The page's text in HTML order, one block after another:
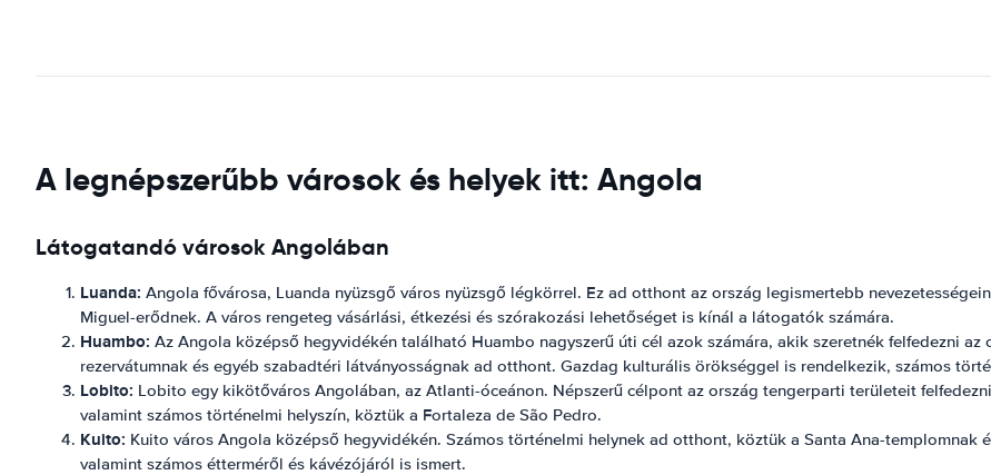
A legnépszerűbb városok és helyek itt: Angola
Látogatandó városok Angolában
Luanda: Angola fővárosa, Luanda nyüzsgő város nyüzsgő légkörrel. Ez ad otthont az ország legismertebb
Miguel-erődnek. A város rengeteg vásárlási, étkezési és szórakozási lehetőséget is kínál a látogatók számára.
Huambo: Az Angola középső hegyvidékén található Huambo nagyszerű úti cél azok számára, akik szeretnék felfedezni
rezervátumnak és egyéb szabadtéri látványosságnak ad otthont. Gazdag kulturális örökséggel is rendelkezik, számos
Lobito: Lobito egy kikötőváros Angolában, az Atlanti-óceánon. Népszerű célpont az ország tengerparti területeit
valamint számos történelmi helyszín, köztük a Fortaleza de São Pedro.
Kuito: Kuito város Angola középső hegyvidékén. Számos történelmi helynek ad otthont, köztük a Santa Ana-
valamint számos étterméről és kávézójáról is ismert.